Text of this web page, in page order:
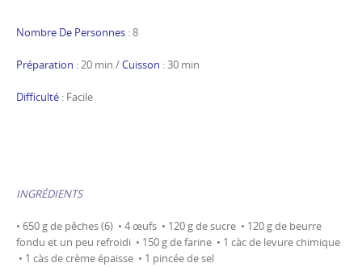
Nombre De Personnes : 8
Préparation : 20 min /Cuisson : 30 min
Difficulté : Facile
INGRÉDIENTS
• 650 g de pêches (6) • 4 œufs • 120 g de sucre • 120 g de beurre
fondu et un peu refroidi • 150 g de farine • 1 càc de levure chimique
• 1 càs de crème épaisse • 1 pincée de sel